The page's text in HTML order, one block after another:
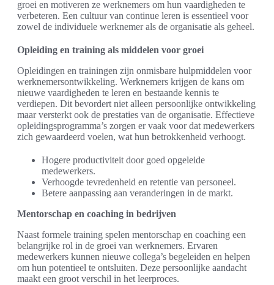
groei en motiveren ze werknemers om hun vaardigheden te
verbeteren. Een cultuur van continue leren is essentieel voor
zowel de individuele werknemer als de organisatie als geheel.
Opleiding en training als middelen voor groei
Opleidingen en trainingen zijn onmisbare hulpmiddelen voor
werknemersontwikkeling. Werknemers krijgen de kans om
nieuwe vaardigheden te leren en bestaande kennis te
verdiepen. Dit bevordert niet alleen persoonlijke ontwikkeling
maar versterkt ook de prestaties van de organisatie. Effectieve
opleidingsprogramma’s zorgen er vaak voor dat medewerkers
zich gewaardeerd voelen, wat hun betrokkenheid verhoogt.
Hogere productiviteit door goed opgeleide
medewerkers.
Verhoogde tevredenheid en retentie van personeel.
Betere aanpassing aan veranderingen in de markt.
Mentorschap en coaching in bedrijven
Naast formele training spelen mentorschap en coaching een
belangrijke rol in de groei van werknemers. Ervaren
medewerkers kunnen nieuwe collega’s begeleiden en helpen
om hun potentieel te ontsluiten. Deze persoonlijke aandacht
maakt een groot verschil in het leerproces.